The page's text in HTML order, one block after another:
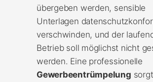
übergeben werden, sensible
Unterlagen
verschwinden, und der
Betrieb soll möglichst nicht
werden. Eine professionelle
Gewerbeentrümpelung